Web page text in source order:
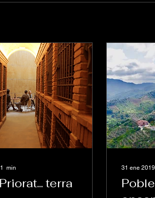
1 min
terra
31 ene 2019